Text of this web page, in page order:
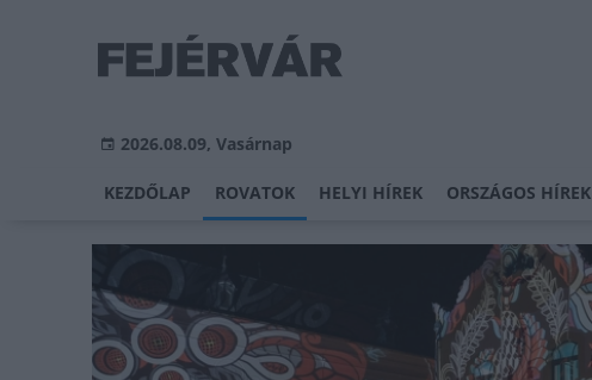
2026.08.09, Vasárnap
KEZDŐLAP ROVATOK HELYI HÍREK ORSZÁGOS HÍREK